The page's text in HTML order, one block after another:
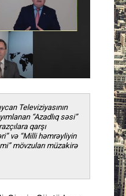
İdman
Layihə
Cəmiyyət
Peşə etikası
Televiziyasının
“Azadlıq səsi”
qarşı
və “Milli həmrəyliyin
mövzuları müzakirə